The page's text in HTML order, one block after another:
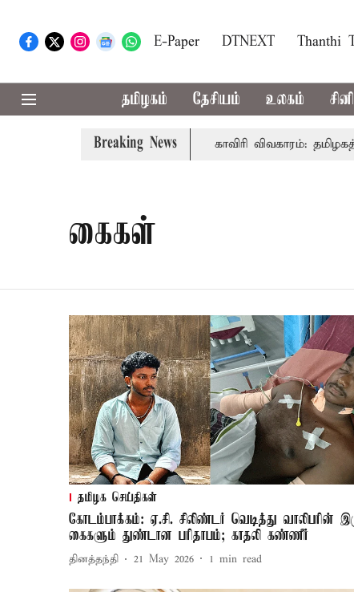
E-Paper DTNEXT Thanthi
தமிழகம் தேசியம் உலகம்
Breaking News
முதல்-அமைச்சர் விஜய் உரை காவிரி விவகாரம்:
கைகள்
தமிழக செய்திகள்
கோடம்பாக்கம்: ஏ.சி. சிலிண்டர் வெடித்து வாலிபரின்
கைகளும் துண்டான பரிதாபம்; காதலி கண்ணீர்
தினத்தந்தி 21 May 2026 1 min read